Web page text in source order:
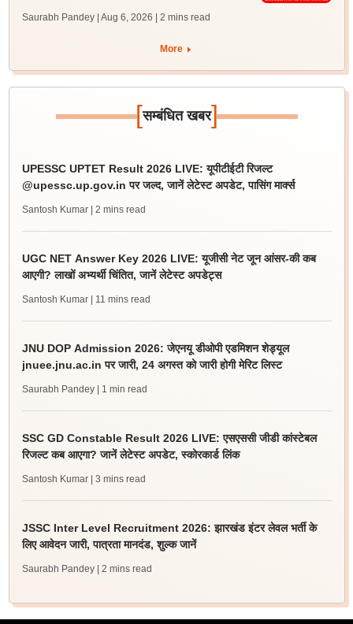
Saurabh Pandey | Aug 6, 2026 | 2 mins read
More
[सम्बंधित खबर]
UPESSC UPTET Result 2026 LIVE: यूपीटीईटी रिजल्ट
@upessc.up.gov.in पर जल्द, जानें लेटेस्ट अपडेट, पासिंग मार्क्स
Santosh Kumar | 2 mins read
UGC NET Answer Key 2026 LIVE: यूजीसी नेट जून आंसर-की कब
आएगी? लाखों अभ्यर्थी चिंतित, जानें लेटेस्ट अपडेट्स
Santosh Kumar | 11 mins read
JNU DOP Admission 2026: जेएनयू डीओपी एडमिशन शेड्यूल
jnuee.jnu.ac.in पर जारी, 24 अगस्त को जारी होगी मेरिट लिस्ट
Saurabh Pandey | 1 min read
SSC GD Constable Result 2026 LIVE: एसएससी जीडी कांस्टेबल
रिजल्ट कब आएगा? जानें लेटेस्ट अपडेट, स्कोरकार्ड लिंक
Santosh Kumar | 3 mins read
JSSC Inter Level Recruitment 2026: झारखंड इंटर लेवल भर्ती के
लिए आवेदन जारी, पात्रता मानदंड, शुल्क जानें
Saurabh Pandey | 2 mins read